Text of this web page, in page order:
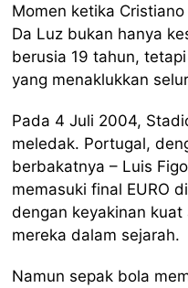
Momen ketika
Da Luz bukan hanya
berusia 19 tahun,
yang menaklukkan
Pada 4 Juli 2004,
meledak. Portugal,
berbakatnya – Luis
memasuki final EURO
dengan keyakinan
mereka dalam sejarah.
Namun sepak bola